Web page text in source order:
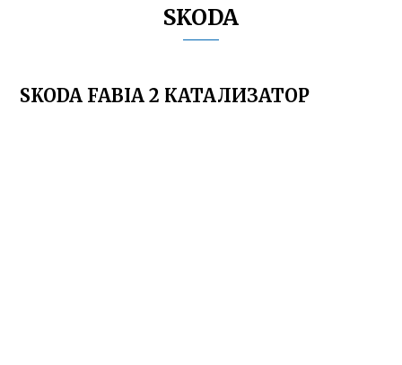
SKODA
SKODA FABIA 2 КАТАЛИЗАТОР